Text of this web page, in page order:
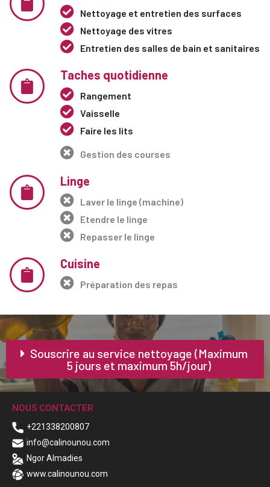
Nettoyage et entretien des surfaces
Nettoyage des vitres
Entretien des salles de bain et sanitaires
Taches quotidienne
Rangement
Vaisselle
Faire les lits
Gestion des courses
Linge
Laver le linge (machine)
Etendre le linge
Repasser le linge
Cuisine
Préparation des repas
Souscrire au service nettoyage (Maximum
5 jours et maximum 5h/jour​)
NOUS CONTACTER
+221338200807
info@calinounou.com
Ngor Almadies
www.calinounou.com